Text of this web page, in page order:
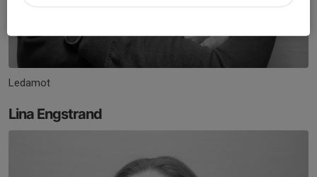
Ledamot
Lina Engstrand